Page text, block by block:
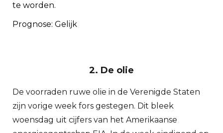
te worden.
Prognose: Gelijk
2. De olie
De voorraden ruwe olie in de Verenigde Staten
zijn vorige week fors gestegen. Dit bleek
woensdag uit cijfers van het Amerikaanse